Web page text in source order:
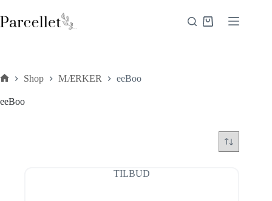
til
indhold
Indkøbskurv
Shop MÆRKER eeBoo
eeBoo
TILBUD